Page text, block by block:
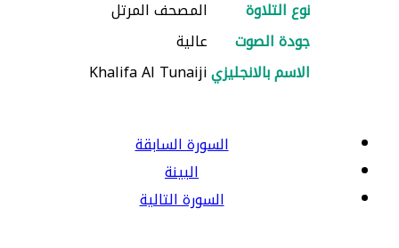
نوع التلاوة
المصحف المرتل
جودة الصوت
عالية
الاسم بالانجليزيKhalifa Al Tunaiji
السورة السابقة
البينة
السورة التالية